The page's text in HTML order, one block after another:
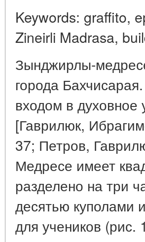
Keywords: graffito,
Zineirli Madrasa,
Зынджирлы-
города
входом в
[Гаврилюк,
37; Петров,
Медресе имеет
разделено на три
десятью куполами
для учеников (рис.